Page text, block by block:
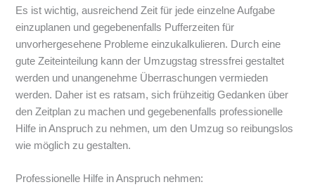
Es ist wichtig, ausreichend Zeit für jede einzelne Aufgabe
einzuplanen und gegebenenfalls Pufferzeiten für
unvorhergesehene Probleme einzukalkulieren. Durch eine
gute Zeiteinteilung kann der Umzugstag stressfrei gestaltet
werden und unangenehme Überraschungen vermieden
werden. Daher ist es ratsam, sich frühzeitig Gedanken über
den Zeitplan zu machen und gegebenenfalls professionelle
Hilfe in Anspruch zu nehmen, um den Umzug so reibungslos
wie möglich zu gestalten.
Professionelle Hilfe in Anspruch nehmen: